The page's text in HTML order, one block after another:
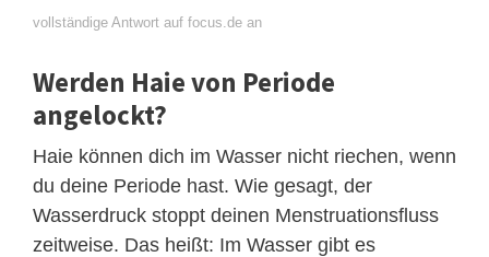
vollständige Antwort auf focus.de an
Werden Haie von Periode
angelockt?
Haie können dich im Wasser nicht riechen, wenn
du deine Periode hast. Wie gesagt, der
Wasserdruck stoppt deinen Menstruationsfluss
zeitweise. Das heißt: Im Wasser gibt es